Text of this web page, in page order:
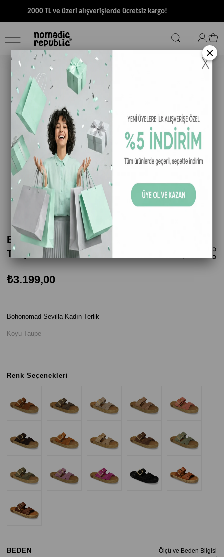
2000 TL ve üzeri alışverişlerde ücretsiz kargo!
Bohonomad Sevilla Kadın Terlik - Koyu
Taupe
₺3.199,00
Bohonomad Sevilla Kadın Terlik
Koyu Taupe
Renk Seçenekleri
Ölçü ve Beden Bilgisi
BEDEN
×